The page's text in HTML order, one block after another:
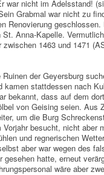
war nicht im Adelsstand!
Grabmal war nicht zu
Renovierung geschlossen.
Anna-Kapelle.
1463 und 1471
der Geyersburg
kamen stattdessen nach
bekannt, dass auf dem
von Geising seien. Aus
um die Burg
besucht, nicht aber
und regnerischen
aber war wegen des
hatte, erneut
wäre aber